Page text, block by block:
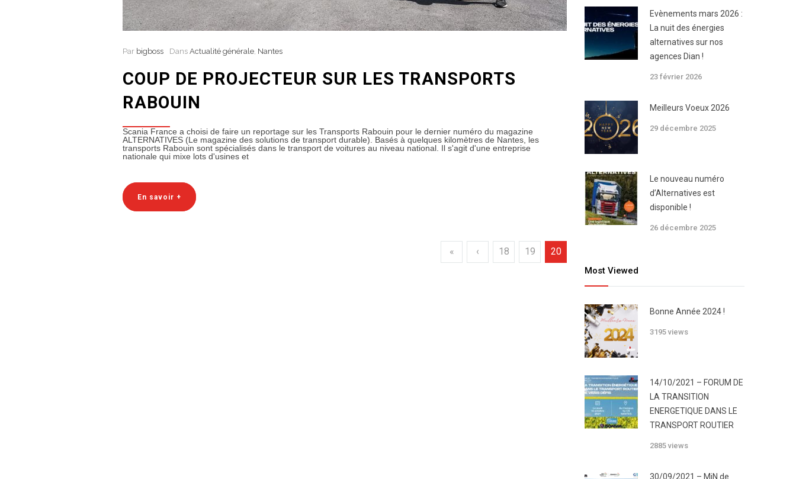
Par bigboss Dans Actualité générale, Nantes
COUP DE PROJECTEUR SUR LES TRANSPORTS
RABOUIN
Scania France a choisi de faire un reportage sur les Transports Rabouin pour le dernier numéro du magazine
ALTERNATIVES (Le magazine des solutions de transport durable). Basés à quelques kilomètres de Nantes, les
transports Rabouin sont spécialisés dans le transport de voitures au niveau national. Il s'agit d'une entreprise
nationale qui mixe lots d'usines et
En savoir +
« ‹ 18 19 20
Evènements mars 2026 :
La nuit des énergies
alternatives sur nos
agences Dian !
23 février 2026
Meilleurs Voeux 2026
29 décembre 2025
Le nouveau numéro
d’Alternatives est
disponible !
26 décembre 2025
Most Viewed
Bonne Année 2024 !
3195 views
14/10/2021 – FORUM DE
LA TRANSITION
ENERGETIQUE DANS LE
TRANSPORT ROUTIER
2885 views
30/09/2021 – MiN de